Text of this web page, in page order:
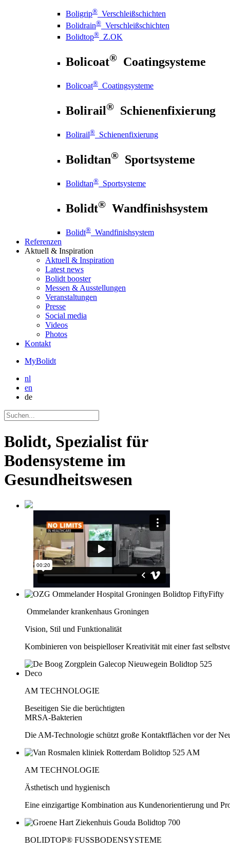
Boligrip® Verschleißschichten
Bolidrain® Verschleißschichten
Bolidtop® Z.OK
Bolicoat® Coatingsysteme
Bolicoat® Coatingsysteme
Bolirail® Schienenfixierung
Bolirail® Schienenfixierung
Bolidtan® Sportsysteme
Bolidtan® Sportsysteme
Bolidt® Wandfinishsystem
Bolidt® Wandfinishsystem
Referenzen
Aktuell & Inspiration
Aktuell & Inspiration
Latest news
Bolidt booster
Messen & Ausstellungen
Veranstaltungen
Presse
Social media
Videos
Photos
Kontakt
MyBolidt
nl
en
de
Bolidt, Spezialist für
Bodensysteme im
Gesundheitswesen
Ommelander krankenhaus Groningen
Vision, Stil und Funktionalität
Kombinieren von beispielloser Kreativität mit einer fast
AM TECHNOLOGIE
Beseitigen Sie die berüchtigten
MRSA-Bakterien
Die AM-Technologie schützt große Kontaktflächen vor der
AM TECHNOLOGIE
Ästhetisch und hygienisch
Eine einzigartige Kombination aus Kundenorientierung und
BOLIDTOP® FUSSBODENSYSTEME